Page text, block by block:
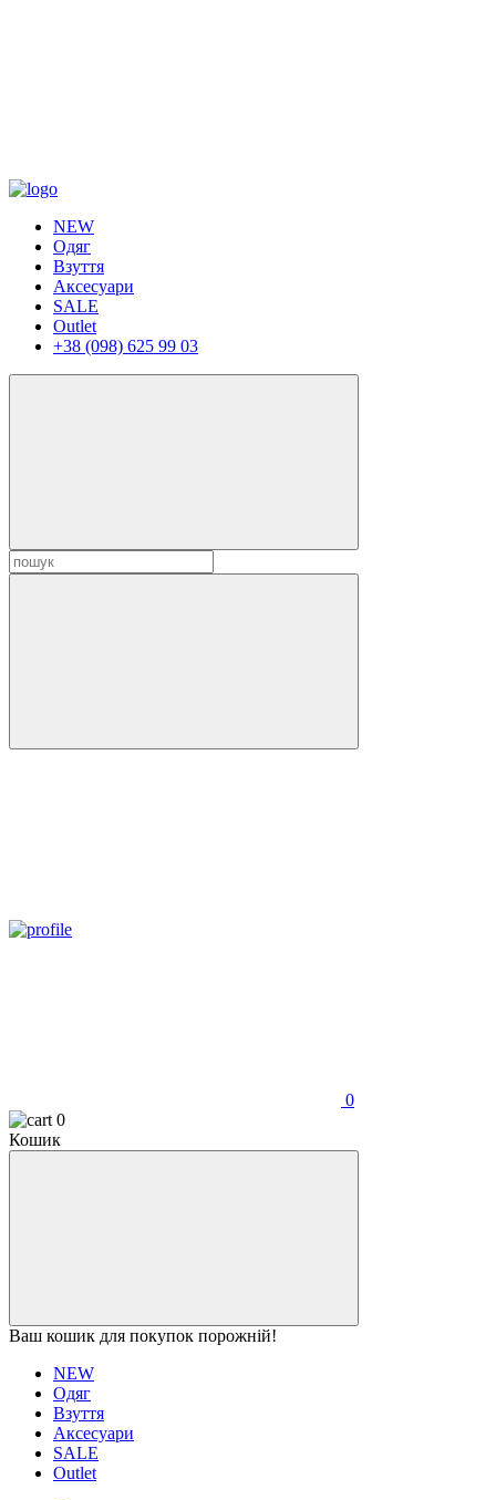
NEW
Одяг
Взуття
Аксесуари
SALE
Outlet
+38 (098) 625 99 03
0
0
Кошик
Ваш кошик для покупок порожній!
NEW
Одяг
Взуття
Аксесуари
SALE
Outlet